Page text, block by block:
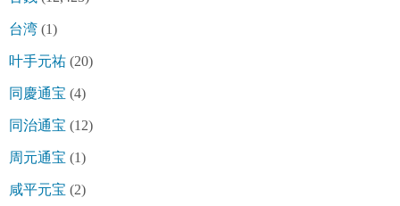
台湾 (1)
叶手元祐 (20)
同慶通宝 (4)
同治通宝 (12)
周元通宝 (1)
咸平元宝 (2)